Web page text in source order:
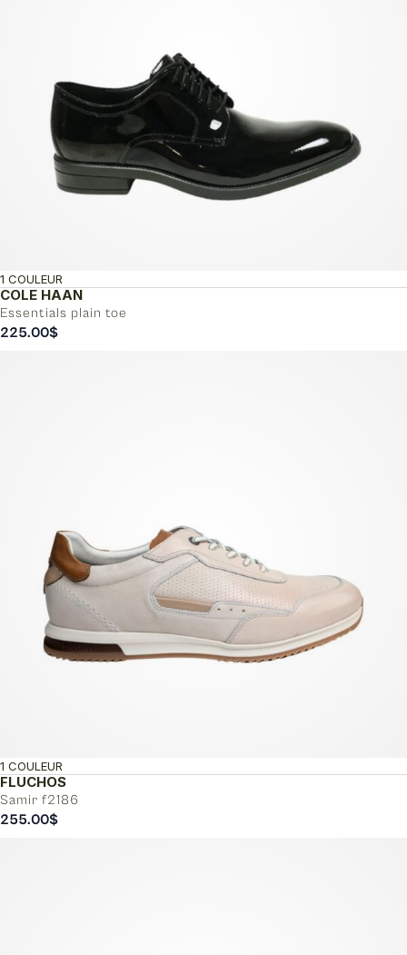
COLE HAAN
Essentials plain toe
1 COULEUR
225.00$
FLUCHOS
Samir f2186
1 COULEUR
255.00$